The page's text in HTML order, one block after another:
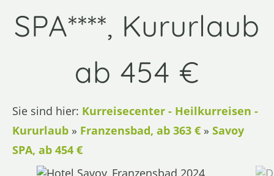
SPA****, Kururlaub
ab 454 €
Sie sind hier: Kurreisecenter - Heilkurreisen -
Kururlaub » Franzensbad, ab 363 € » Savoy
SPA, ab 454 €